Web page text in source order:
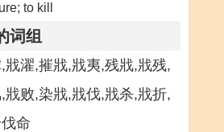
to kill
词组
戕濯,摧戕,戕夷,残戕,戕残,
戕败,染戕,戕伐,戕杀,戕折,
命